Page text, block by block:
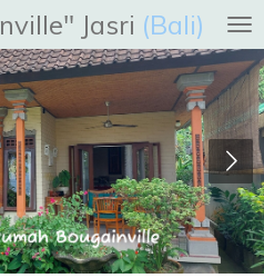
Jasri (Bali)